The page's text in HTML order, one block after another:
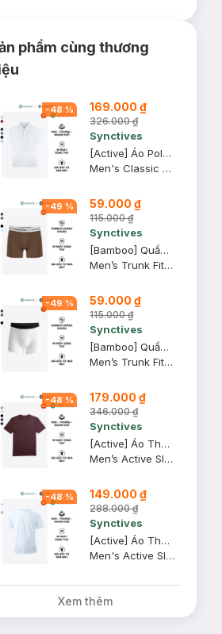
phẩm cùng thương
-48 % 169.000 ₫
326.000 ₫
Synctives
[Active] Áo Polo Nam Synctives Classic Fit, Trắng, M - CMPO0013
Men's Classic Fit Polo Shirt
-49 % 59.000 ₫
115.000 ₫
Synctives
[Bamboo] Quần Lót Nam Synctives Dáng Trunk, Nâu Đất, XS - CMUW0028
Men’s Trunk Fit Underwear
-49 % 59.000 ₫
115.000 ₫
Synctives
[Bamboo] Quần Lót Nam Synctives Dáng Trunk, Trắng, S - CMUW0021
Men’s Trunk Fit Underwear
-48 % 179.000 ₫
346.000 ₫
Synctives
[Active] Áo Thun Nam Synctives In Phản Quang Slim Fit, Nâu Chocolate, XL - SMTS0005
Men’s Active Slim Fit Reflective Print T-Shirt
-48 % 149.000 ₫
288.000 ₫
Synctives
[Active] Áo Thun Nam Synctives Slim Fit, Trắng, XS - SMTS0003
Men's Active Slim Fit T-Shirt
Xem thêm